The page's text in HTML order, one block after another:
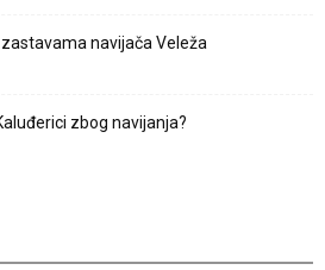
navijača Veleža
zbog navijanja?